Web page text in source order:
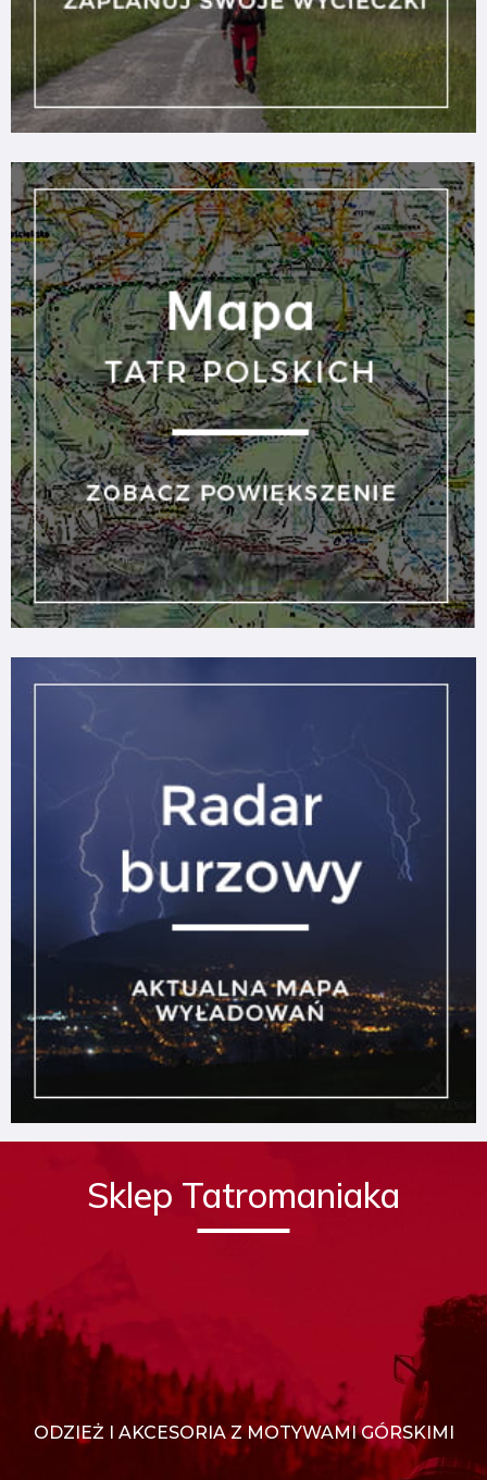
Sklep Tatromaniaka
ODZIEŻ I AKCESORIA Z MOTYWAMI GÓRSKIMI